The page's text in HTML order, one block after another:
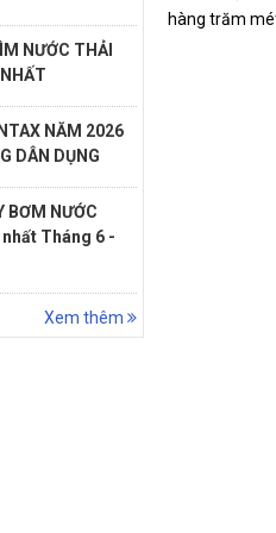
NƯỚC THẢI
NĂM 2026
DÂN DỤNG
BƠM NƯỚC
nhất Tháng 6 -
Xem thêm
hàng trăm